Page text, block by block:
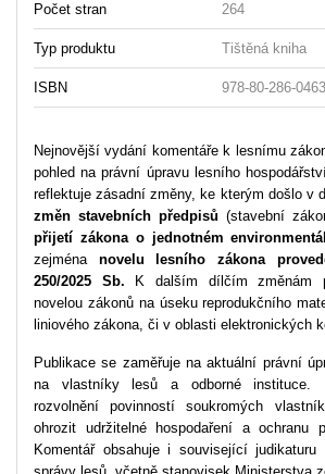
Počet stran 264
Typ produktu Tištěná kniha
ISBN 978-80-286-
Nejnovější vydání komentáře k lesnímu
pohled na právní úpravu lesního
reflektuje zásadní změny, ke kterým došlo v
změn stavebních předpisů (stavební
přijetí zákona o jednotném
zejména novelu lesního zákona
250/2025 Sb. K dalším dílčím změnám
novelou zákonů na úseku reprodukčního
liniového zákona, či v oblasti elektronických
Publikace se zaměřuje na aktuální právní
na vlastníky lesů a odborné instituce.
rozvolnění povinností soukromých
ohrozit udržitelné hospodaření a ochranu
Komentář obsahuje i související